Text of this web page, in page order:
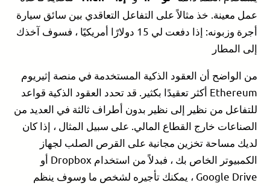
عمل معينة. خذ مثالاً على التفاعل التعاقدي بين سائق سيارة
أجرة وزبونه: إذا دفعت لي 15 دولارًا أمريكيًا ، فسوف آخذك
إلى المطار
من الواضح أن العقود الذكية المستخدمة في منصة إثيريوم
Ethereum أكثر تعقيدًا بكثير. قد تحدد العقود الذكية قواعد
للتفاعل من نظير إلى نظير بدون أطراف ثالثة في العديد من
الصناعات خارج القطاع المالي. على سبيل المثال ، إذا كان
لديك مساحة تخزين مجانية على القرص الصلب لجهاز
الكمبيوتر الخاص بك ، فبدلاً من استخدام Dropbox أو
Google Drive ، يمكنك تأجيره لشخص ما وسوف ينظم